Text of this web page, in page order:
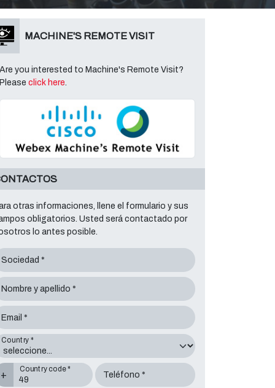
MACHINE'S REMOTE VISIT
Are you interested to Machine's Remote Visit?
Please click here.
otras informaciones, llene el formulario y sus
obligatorios. Usted será contactado por
lo antes posible.
Sociedad *
Nombre y apellido *
Email *
Country *
+
Country code *
Teléfono *